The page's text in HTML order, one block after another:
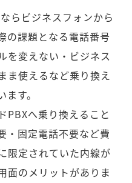
らビジネスフォンから
の課題となる電話番号
を変えない・ビジネス
ま使えるなど乗り換え
す。
PBXへ乗り換えること
・固定電話不要など費
限定されていた内線が
面のメリットがありま